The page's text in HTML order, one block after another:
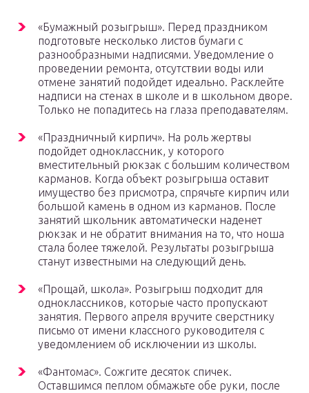
«Бумажный розыгрыш». Перед праздником
подготовьте несколько листов бумаги с
разнообразными надписями. Уведомление о
проведении ремонта, отсутствии воды или
отмене занятий подойдет идеально. Расклейте
надписи на стенах в школе и в школьном дворе.
Только не попадитесь на глаза преподавателям.
«Праздничный кирпич». На роль жертвы
подойдет одноклассник, у которого
вместительный рюкзак с большим количеством
карманов. Когда объект розыгрыша оставит
имущество без присмотра, спрячьте кирпич или
большой камень в одном из карманов. После
занятий школьник автоматически наденет
рюкзак и не обратит внимания на то, что ноша
стала более тяжелой. Результаты розыгрыша
станут известными на следующий день.
«Прощай, школа». Розыгрыш подходит для
одноклассников, которые часто пропускают
занятия. Первого апреля вручите сверстнику
письмо от имени классного руководителя с
уведомлением об исключении из школы.
«Фантомас». Сожгите десяток спичек.
Оставшимся пеплом обмажьте обе руки, после